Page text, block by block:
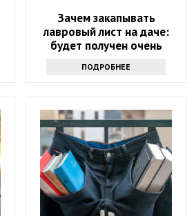
Зачем закапывать
лавровый лист на даче:
будет получен очень
интересный результат
ПОДРОБНЕЕ